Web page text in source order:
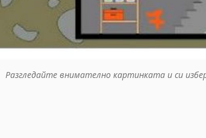
Разгледайте внимателно картинката и си